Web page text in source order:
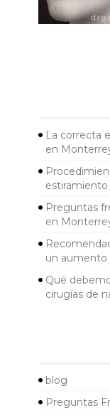
La correcta
en
estiramiento
Preguntas
en
un
Qué
cirugías de
blog
Preguntas